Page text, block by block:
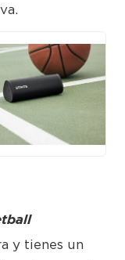
y tienes un